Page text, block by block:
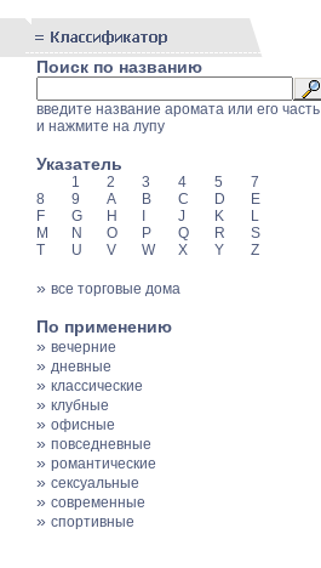
Поиск по названию
введите название аромата или его часть
и нажмите на лупу
Указатель
1 2 3 4 5
7
8
9 A B C D
E
F
G H J K
L
M
N O P Q R
S
T
U V W X Y Z
» все торговые дома
По применению
» вечерние
» дневные
» классические
» клубные
» офисные
» повседневные
» романтические
» сексуальные
» современные
» спортивные